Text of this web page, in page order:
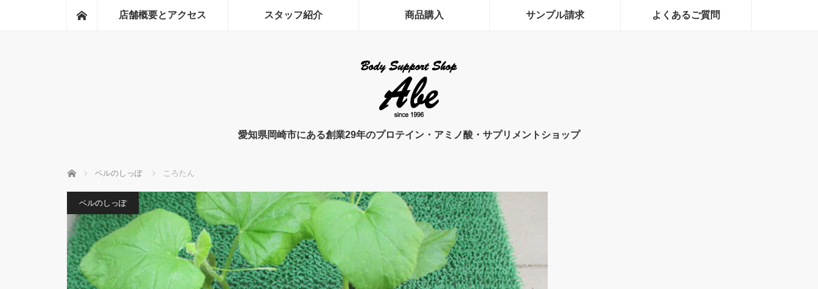
ホーム店舗概要とアクセス スタッフ紹介 商品購入 サンプル請求 よくあるご質問
愛知県岡崎市にある創業29年のプロテイン・アミノ酸・サプリメントショップ
ホーム ベルのしっぽ ころたん
ベルのしっぽ